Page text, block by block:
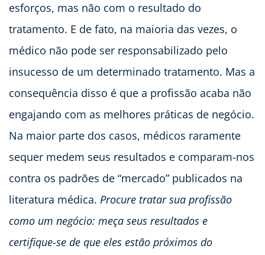
esforços, mas não com o resultado do
tratamento. E de fato, na maioria das vezes, o
médico não pode ser responsabilizado pelo
insucesso de um determinado tratamento. Mas a
consequência disso é que a profissão acaba não
engajando com as melhores práticas de negócio.
Na maior parte dos casos, médicos raramente
sequer medem seus resultados e comparam-nos
contra os padrões de “mercado” publicados na
literatura médica. Procure tratar sua profissão
como um negócio: meça seus resultados e
certifique-se de que eles estão próximos do